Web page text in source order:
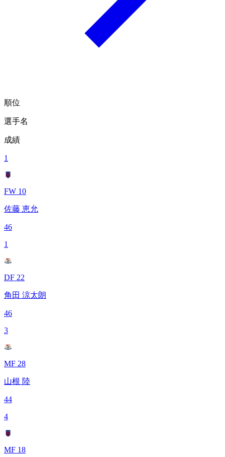
順位
選手名
成績
1
FW 10
佐藤 恵允
46
1
DF 22
角田 涼太朗
46
3
MF 28
山根 陸
44
4
MF 18